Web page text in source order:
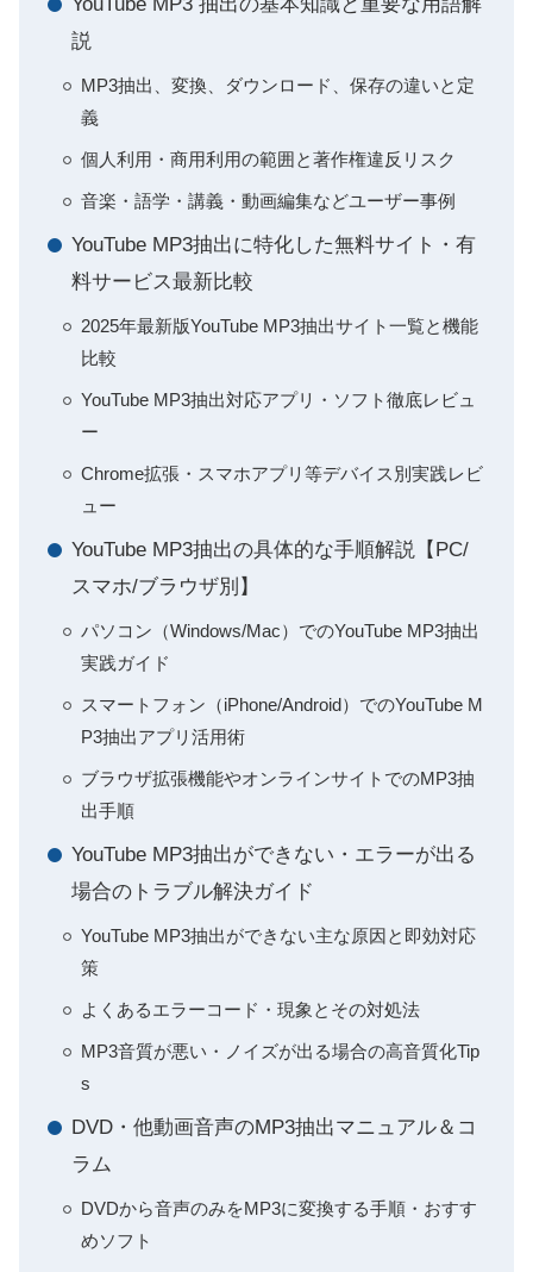
説
MP3抽出、変換、ダウンロード、保存の違いと定
義
個人利用・商用利用の範囲と著作権違反リスク
音楽・語学・講義・動画編集などユーザー事例
YouTube MP3抽出に特化した無料サイト・有
料サービス最新比較
2025年最新版YouTube MP3抽出サイト一覧と機能
比較
YouTube MP3抽出対応アプリ・ソフト徹底レビュ
ー
Chrome拡張・スマホアプリ等デバイス別実践レビ
ュー
YouTube MP3抽出の具体的な手順解説【PC/
スマホ/ブラウザ別】
パソコン（Windows/Mac）でのYouTube MP3抽出
実践ガイド
スマートフォン（iPhone/Android）でのYouTube M
P3抽出アプリ活用術
ブラウザ拡張機能やオンラインサイトでのMP3抽
出手順
YouTube MP3抽出ができない・エラーが出る
場合のトラブル解決ガイド
YouTube MP3抽出ができない主な原因と即効対応
策
よくあるエラーコード・現象とその対処法
MP3音質が悪い・ノイズが出る場合の高音質化Tip
s
DVD・他動画音声のMP3抽出マニュアル＆コ
ラム
DVDから音声のみをMP3に変換する手順・おすす
めソフト